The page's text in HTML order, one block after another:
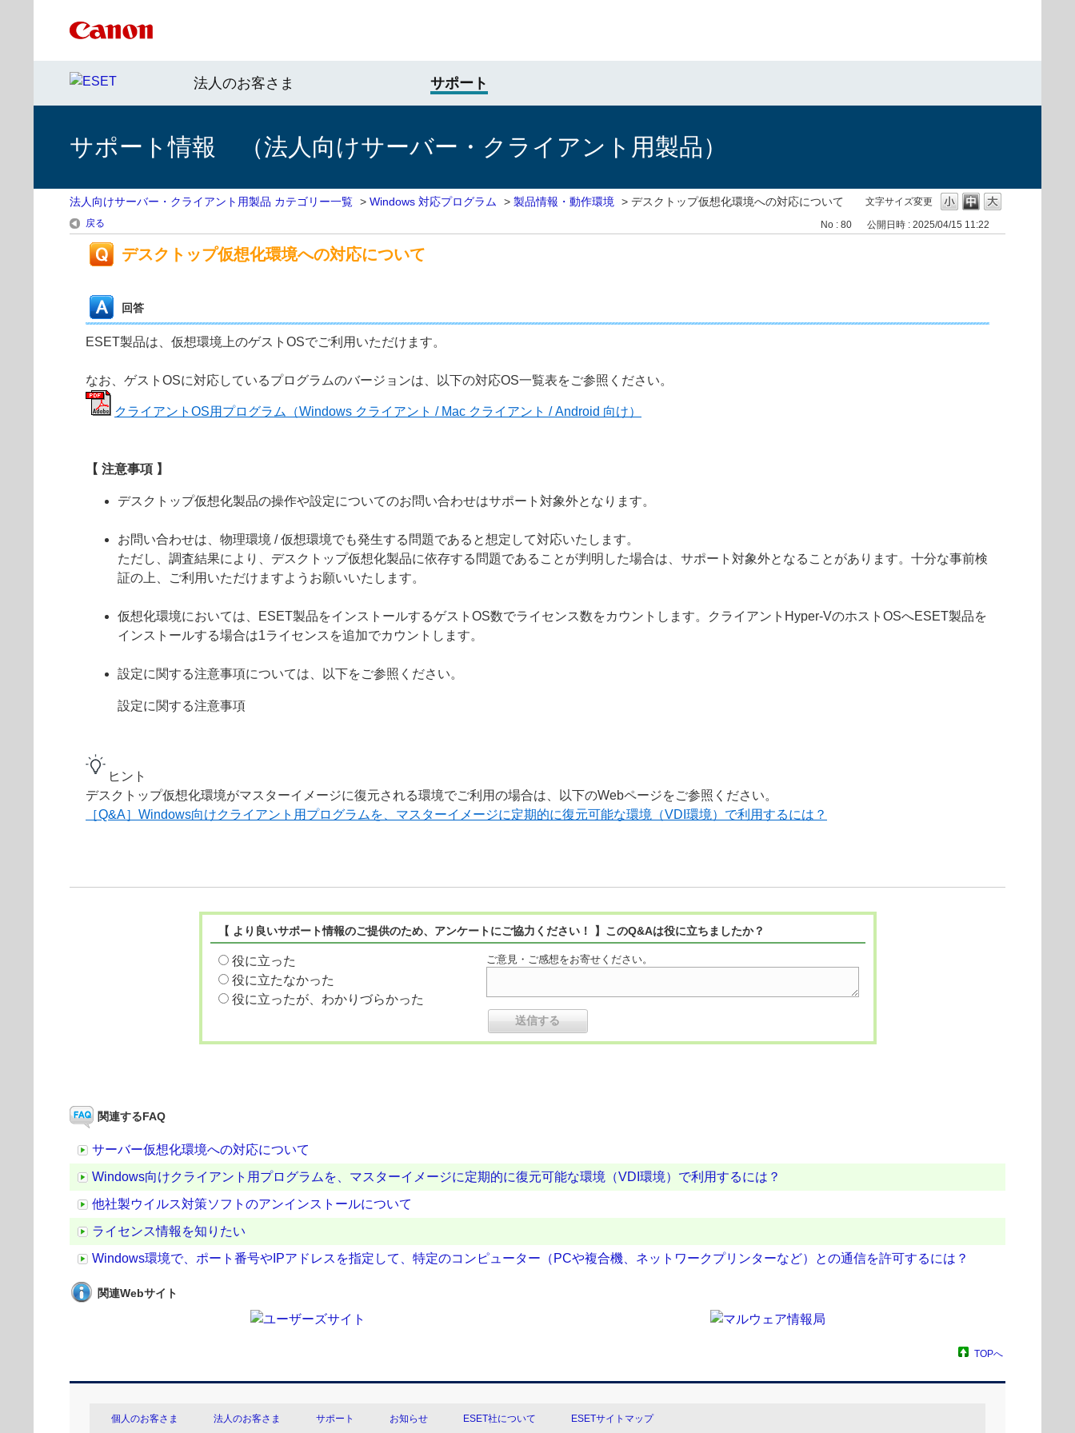
法人のお客さま サポート
サポート情報 （法人向けサーバー・クライアント用製品）
文字サイズ変更
法人向けサーバー・クライアント用製品 カテゴリー一覧 > Windows 対応プログラム > 製品情報・動作環境 > デスクトップ仮想化環境への対応について
戻る No : 80 公開日時 : 2025/04/15 11:22
デスクトップ仮想化環境への対応について
回答
ESET製品は、仮想環境上のゲストOSでご利用いただけます。
なお、ゲストOSに対応しているプログラムのバージョンは、以下の対応OS一覧表をご参照ください。
クライアントOS用プログラム（Windows クライアント / Mac クライアント / Android 向け）
【 注意事項 】
デスクトップ仮想化製品の操作や設定についてのお問い合わせはサポート対象外となります。
お問い合わせは、物理環境 / 仮想環境でも発生する問題であると想定して対応いたします。
ただし、調査結果により、デスクトップ仮想化製品に依存する問題であることが判明した場合は、サポート対象外となることがあります。十分な事前検
証の上、ご利用いただけますようお願いいたします。
仮想化環境においては、ESET製品をインストールするゲストOS数でライセンス数をカウントします。クライアントHyper-VのホストOSへESET製品を
インストールする場合は1ライセンスを追加でカウントします。
設定に関する注意事項については、以下をご参照ください。
設定に関する注意事項
ヒント
デスクトップ仮想化環境がマスターイメージに復元される環境でご利用の場合は、以下のWebページをご参照ください。
［Q&A］Windows向けクライアント用プログラムを、マスターイメージに定期的に復元可能な環境（VDI環境）で利用するには？
【 より良いサポート情報のご提供のため、アンケートにご協力ください！ 】このQ&Aは役に立ちましたか？
役に立った
役に立たなかった
役に立ったが、わかりづらかった
ご意見・ご感想をお寄せください。
関連するFAQ
サーバー仮想化環境への対応について
Windows向けクライアント用プログラムを、マスターイメージに定期的に復元可能な環境（VDI環境）で利用するには？
他社製ウイルス対策ソフトのアンインストールについて
ライセンス情報を知りたい
Windows環境で、ポート番号やIPアドレスを指定して、特定のコンピューター（PCや複合機、ネットワークプリンターなど）との通信を許可するには？
関連Webサイト
TOPへ
個人のお客さま 法人のお客さま サポート お知らせ ESET社について ESETサイトマップ